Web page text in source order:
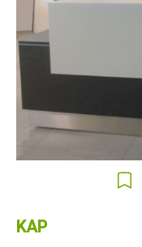
KAP